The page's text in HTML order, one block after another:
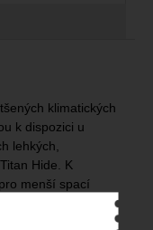
klimatických
k dispozici u
lehkých,
Hide. K
menší spací
nebo ve
hlavou, pohodlí